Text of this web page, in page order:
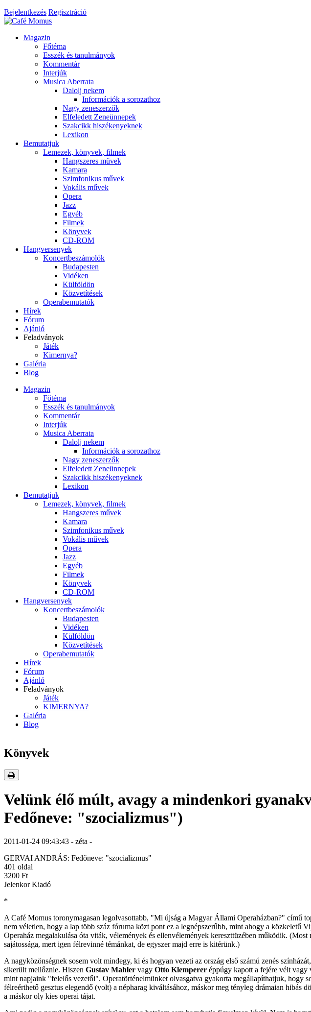
Bejelentkezés Regisztráció
Magazin
Főtéma
Esszék és tanulmányok
Kommentár
Interjúk
Musica Aberrata
Dalolj nekem
Információk a sorozathoz
Nagy zeneszerzők
Elfeledett Zeneünnepek
Szakcikk hiszékenyeknek
Lexikon
Bemutatjuk
Lemezek, könyvek, filmek
Hangszeres művek
Kamara
Szimfonikus művek
Vokális művek
Opera
Jazz
Egyéb
Filmek
Könyvek
CD-ROM
Hangversenyek
Koncertbeszámolók
Budapesten
Vidéken
Külföldön
Közvetítések
Operabemutatók
Hírek
Fórum
Ajánló
Feladványok
Játék
Kimernya?
Galéria
Blog
Magazin
Főtéma
Esszék és tanulmányok
Kommentár
Interjúk
Musica Aberrata
Dalolj nekem
Információk a sorozathoz
Nagy zeneszerzők
Elfeledett Zeneünnepek
Szakcikk hiszékenyeknek
Lexikon
Bemutatjuk
Lemezek, könyvek, filmek
Hangszeres művek
Kamara
Szimfonikus művek
Vokális művek
Opera
Jazz
Egyéb
Filmek
Könyvek
CD-ROM
Hangversenyek
Koncertbeszámolók
Budapesten
Vidéken
Külföldön
Közvetítések
Operabemutatók
Hírek
Fórum
Ajánló
Feladványok
Játék
KIMERNYA?
Galéria
Blog
Könyvek
Velünk élő múlt, avagy a mindenkori
Fedőneve: "szocializmus")
2011-01-24 09:43:43 - zéta -
GERVAI ANDRÁS: Fedőneve: "szocializmus"
401 oldal
3200 Ft
Jelenkor Kiadó
*
A Café Momus toronymagasan legolvasottabb, "Mi újság a Magyar Állami Operaházban?" című
nem véletlen, hogy a lap több száz fóruma közt pont ez a legnépszerűbb, mint ahogy a közkeletű
Operaház megalakulása óta viták, vélemények és ellenvélemények kereszttüzében működik.
sajátossága, mert igen félrevinné témánkat, de egyszer majd erre is kitérünk.)
A nagyközönségnek sosem volt mindegy, ki és hogyan vezeti az ország első számú zenés
sikerült mellőznie. Hiszen Gustav Mahler vagy Otto Klemperer éppúgy kapott a fejére vélt vagy
mint napjaink "felelős vezetői". Operatörténelmünket olvasgatva gyakorta megállapíthatjuk, hogy
félreérthető gesztus elegendő (volt) a népharag kiváltásához, máskor meg tényleg drámaian hibás
a máskor oly kies operai tájat.